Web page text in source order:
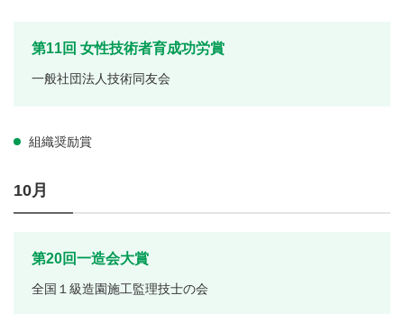
第11回 女性技術者育成功労賞
一般社団法人技術同友会
組織奨励賞
10月
第20回一造会大賞
全国１級造園施工監理技士の会